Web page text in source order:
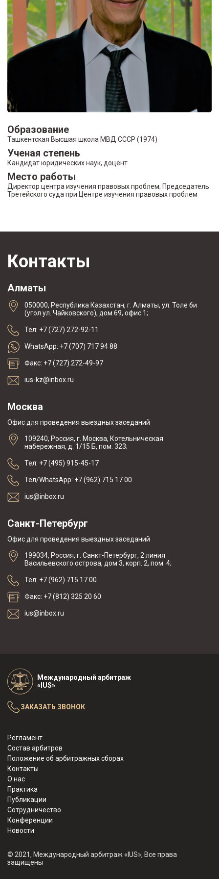
Образование
Ташкентская Высшая школа МВД СССР (1974)
Ученая степень
Кандидат юридических наук, доцент
Место работы
Директор центра изучения правовых проблем; Председатель
Третейского суда при Центре изучения правовых проблем
Контакты
Алматы
050000, Республика Казахстан, г. Алматы, ул. Толе би
(угол ул. Чайковского), дом 69, офис 1;
Тел: +7 (727) 272-92-11
WhatsApp: +7 (707) 717 94 88
Факс: +7 (727) 272-49-97
ius-kz@inbox.ru
Москва
Офис для проведения выездных заседаний
109240, Россия, г. Москва, Котельническая
набережная, д. 1/15 Б, пом. 323;
Тел: +7 (495) 915-45-17
Тел/WhatsApp: +7 (962) 715 17 00
ius@inbox.ru
Санкт-Петербург
Офис для проведения выездных заседаний
199034, Россия, г. Санкт-Петербург, 2 линия
Васильевского острова, дом 3, корп. 2, пом. 4;
Тел: +7 (962) 715 17 00
Факс: +7 (812) 325 20 60
ius@inbox.ru
Международный арбитраж
«IUS»
Регламент
Состав арбитров
Положение об арбитражных сборах
Контакты
О нас
Практика
Публикации
Сотрудничество
Конференции
Новости
© 2021, Международный арбитраж «IUS», Все права
защищены
ЗАКАЗАТЬ ЗВОНОК